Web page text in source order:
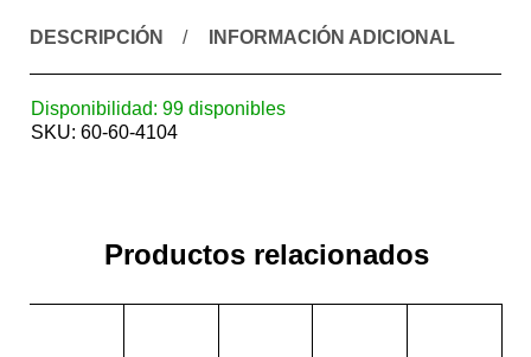
DESCRIPCIÓN INFORMACIÓN ADICIONAL
Disponibilidad: 99 disponibles
SKU: 60-60-4104
Productos relacionados